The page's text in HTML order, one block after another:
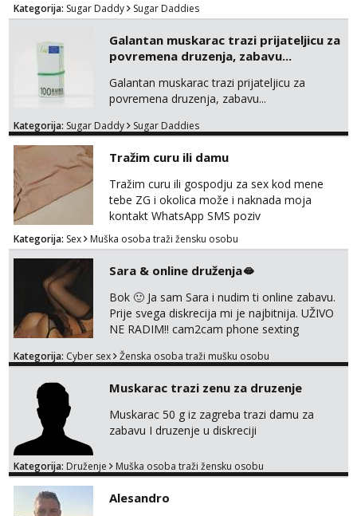
poslovna saradnja ako nam se interesi
poklapaju. Mnogo senzualnosti i lijepe
energije. Javite mi se sa opisom što opširnijim
jer od toga ovisi da li ću odgovoriti. Isključivo
tražim nekoga za duži vremenski period.
Naravno njegovanog i galantn...
Kategorija: Sugar Daddy Sugar Daddies
Galantan muskarac trazi prijateljicu za
povremena druzenja, zabavu...
Galantan muskarac trazi prijateljicu za
povremena druzenja, zabavu...
Kategorija: Sugar Daddy Sugar Daddies
Tražim curu ili damu
Tražim curu ili gospodju za sex kod mene
tebe ZG i okolica može i naknada moja
kontakt WhatsApp SMS poziv
Kategorija: Sex Muška osoba traži žensku osobu
Sara & online druženja🫦
Bok 🙂 Ja sam Sara i nudim ti online zabavu.
Prije svega diskrecija mi je najbitnija. UŽIVO
NE RADIM!! cam2cam phone sexting
partnerom ili partnericom te naši porno
termin. P.S. tražit ćeš me još 🫠💦
Kategorija: Cyber sex Ženska osoba traži mušku osobu
Muskarac trazi zenu za druzenje
Muskarac 50 g iz zagreba trazi damu za
zabavu I druzenje u diskreciji
Kategorija: Druženje Muška osoba traži žensku osobu
Alesandro